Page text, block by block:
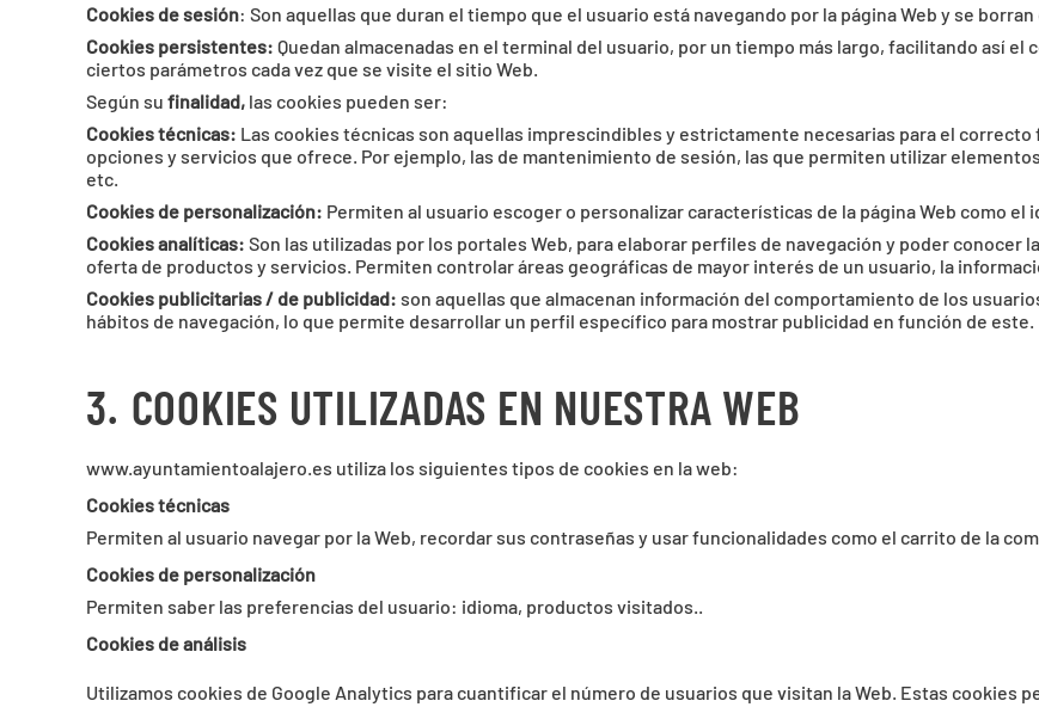
Cookies de sesión: Son aquellas que duran el tiempo que el usuario está navegando por la página Web y se
Cookies persistentes: Quedan almacenadas en el terminal del usuario, por un tiempo más largo, facilitando así
ciertos parámetros cada vez que se visite el sitio Web.
Según su finalidad, las cookies pueden ser:
Cookies técnicas: Las cookies técnicas son aquellas imprescindibles y estrictamente necesarias para el
opciones y servicios que ofrece. Por ejemplo, las de mantenimiento de sesión, las que permiten utilizar
etc.
Cookies de personalización: Permiten al usuario escoger o personalizar características de la página Web como
Cookies analíticas: Son las utilizadas por los portales Web, para elaborar perfiles de navegación y poder conocer
oferta de productos y servicios. Permiten controlar áreas geográficas de mayor interés de un usuario, la
Cookies publicitarias / de publicidad: son aquellas que almacenan información del comportamiento de los
hábitos de navegación, lo que permite desarrollar un perfil específico para mostrar publicidad en función de este.
3. COOKIES UTILIZADAS EN NUESTRA WEB
www.ayuntamientoalajero.es utiliza los siguientes tipos de cookies en la web:
Cookies técnicas
Permiten al usuario navegar por la Web, recordar sus contraseñas y usar funcionalidades como el carrito de la
Cookies de personalización
Permiten saber las preferencias del usuario: idioma, productos visitados..
Cookies de análisis
Utilizamos cookies de Google Analytics para cuantificar el número de usuarios que visitan la Web. Estas cookies